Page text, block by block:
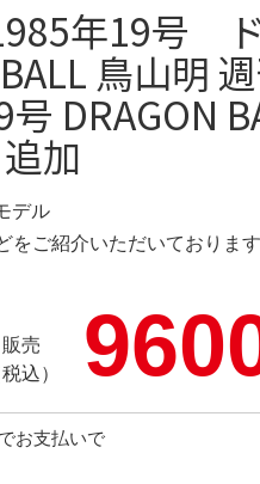
年19号
鳥山明
DRAGON
加
デル
ご紹介いただいております
売
込）
お支払いで